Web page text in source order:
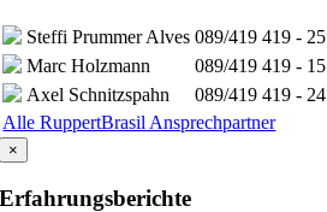
Steffi Prummer Alves 089/419 419 - 25
Marc Holzmann
089/419 419 - 15
Axel Schnitzspahn
089/419 419 - 24
Alle RuppertBrasil Ansprechpartner
×
Erfahrungsberichte